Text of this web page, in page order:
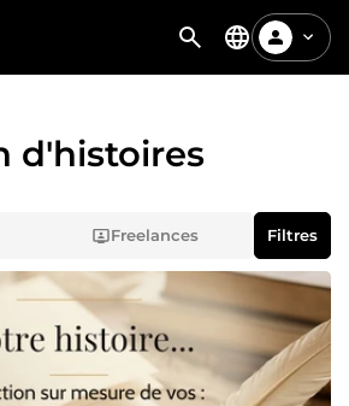
d'histoires
Freelances Filtres